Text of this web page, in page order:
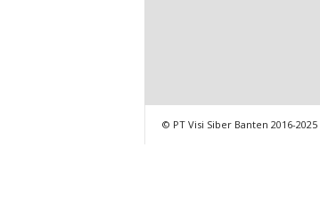
© PT Visi Siber Banten 2016-2025